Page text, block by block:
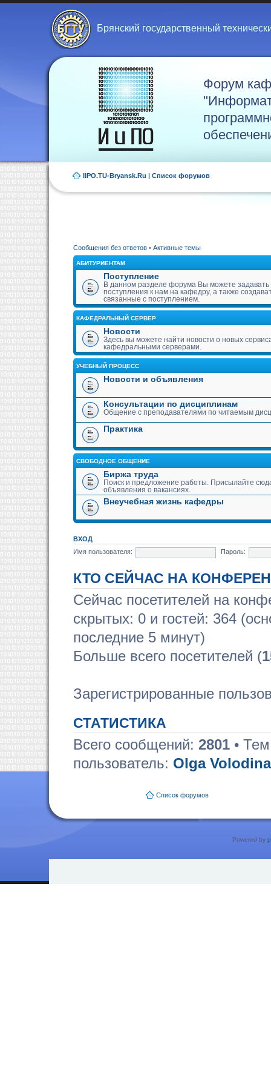
Брянский государственный
Форум
IIPO.TU-Bryansk.Ru | Список форумов
Сообщения без ответов • Активные темы
АБИТУРИЕНТАМ
Поступление
В данном разделе форума Вы можете
поступления к нам на кафедру, а также
связанные с поступлением.
КАФЕДРАЛЬНЫЙ СЕРВЕР
Новости
Здесь вы можете найти новости о новых
кафедральными серверами.
УЧЕБНЫЙ ПРОЦЕСС
Новости и объявления
Консультации по дисциплинам
Общение с преподавателями по читаемым
Практика
СВОБОДНОЕ ОБЩЕНИЕ
Биржа труда
Поиск и предложение работы. Присылайте
объявления о вакансиях.
Внеучебная жизнь кафедры
ВХОД
Имя пользователя:
Пароль:
КТО СЕЙЧАС НА
Сейчас посетителей на
скрытых: 0 и гостей: 364
последние 5 минут)
Больше всего посетителей (
Зарегистрированные
СТАТИСТИКА
Всего сообщений: 2801 •
пользователь: Olga Volodina
Список форумов
Powered by